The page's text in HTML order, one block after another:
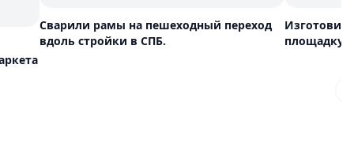
Сварили рамы на пешеходный переход
вдоль стройки в СПБ.
площадку